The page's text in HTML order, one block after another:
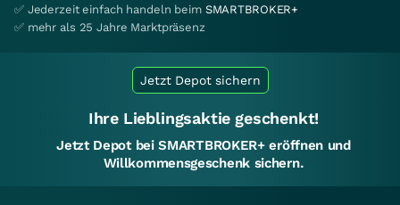
✅ Jederzeit einfach handeln beim SMARTBROKER+
✅ mehr als 25 Jahre Marktpräsenz
Jetzt Depot sichern
Ihre Lieblingsaktie geschenkt!
Jetzt Depot bei SMARTBROKER+ eröffnen und
Willkommensgeschenk sichern.